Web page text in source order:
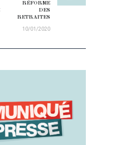
RÉFORME
DES
RETRAITES
10/01/2020